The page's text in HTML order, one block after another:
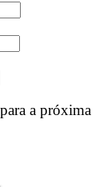
a próxima